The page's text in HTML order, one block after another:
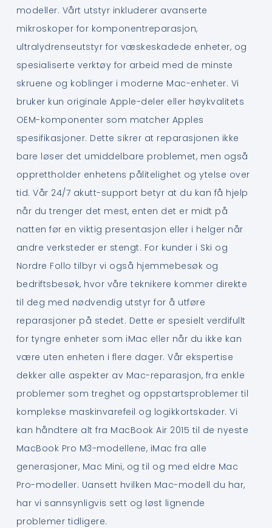
modeller. Vårt utstyr inkluderer avanserte
mikroskoper for komponentreparasjon,
ultralydrenseutstyr for væskeskadede enheter, og
spesialiserte verktøy for arbeid med de minste
skruene og koblinger i moderne Mac-enheter. Vi
bruker kun originale Apple-deler eller høykvalitets
OEM-komponenter som matcher Apples
spesifikasjoner. Dette sikrer at reparasjonen ikke
bare løser det umiddelbare problemet, men også
opprettholder enhetens pålitelighet og ytelse over
tid. Vår 24/7 akutt-support betyr at du kan få hjelp
når du trenger det mest, enten det er midt på
natten før en viktig presentasjon eller i helger når
andre verksteder er stengt. For kunder i Ski og
Nordre Follo tilbyr vi også hjemmebesøk og
bedriftsbesøk, hvor våre teknikere kommer direkte
til deg med nødvendig utstyr for å utføre
reparasjoner på stedet. Dette er spesielt verdifullt
for tyngre enheter som iMac eller når du ikke kan
være uten enheten i flere dager. Vår ekspertise
dekker alle aspekter av Mac-reparasjon, fra enkle
problemer som treghet og oppstartsproblemer til
komplekse maskinvarefeil og logikkortskader. Vi
kan håndtere alt fra MacBook Air 2015 til de nyeste
MacBook Pro M3-modellene, iMac fra alle
generasjoner, Mac Mini, og til og med eldre Mac
Pro-modeller. Uansett hvilken Mac-modell du har,
har vi sannsynligvis sett og løst lignende
problemer tidligere.